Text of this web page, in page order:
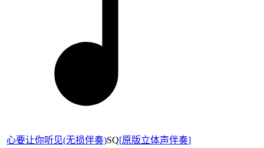
心要让你听见(无损伴奏)SQ[原版立体声伴奏]